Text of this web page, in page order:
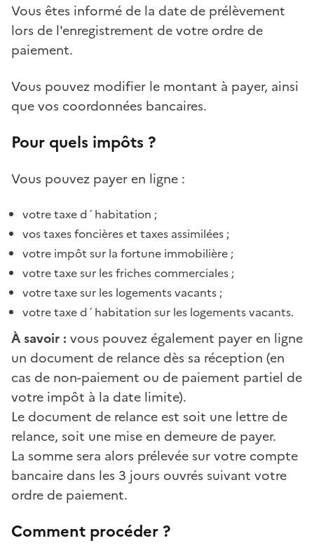
Vous êtes informé de la date de prélèvement
lors de l'enregistrement de votre ordre de
paiement.
Vous pouvez modifier le montant à payer, ainsi
que vos coordonnées bancaires.
Pour quels impôts ?
Vous pouvez payer en ligne :
votre taxe d´habitation ;
vos taxes foncières et taxes assimilées ;
votre impôt sur la fortune immobilière ;
votre taxe sur les friches commerciales ;
votre taxe sur les logements vacants ;
votre taxe d´habitation sur les logements vacants.
À savoir : vous pouvez également payer en ligne
un document de relance dès sa réception (en
cas de non-paiement ou de paiement partiel de
votre impôt à la date limite).
Le document de relance est soit une lettre de
relance, soit une mise en demeure de payer.
La somme sera alors prélevée sur votre compte
bancaire dans les 3 jours ouvrés suivant votre
ordre de paiement.
Comment procéder ?